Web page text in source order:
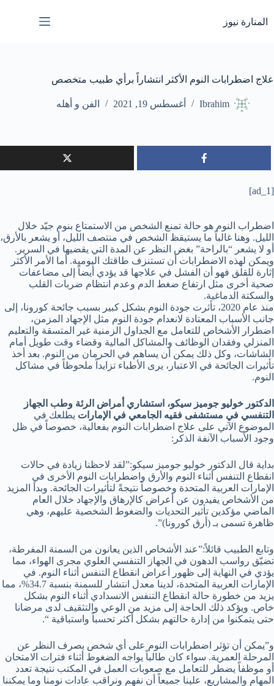
إلى
المحتوى
المنارة نيوز
علاج اضطرابات النوم الأكثر انتشاراً برأي طبيب متخصص
Ibrahim أغسطس 19, 2021 الفن و أهله
[ad_1]
اضطراب النوم هو حالة تمنع الشخص من الاستمتاع بنوم جيّد خلال
الليل. وهنا غالباً ما يستيقظ الشخص في منتصف الليل، أو يشعر بالأرق،
أو لا يشعر “بالراحة” بغض النظر عن المدة التي يقضيها في السرير.
ويمكن لهذه الاضطرابات أن تستنزف طاقتك اليومية. أما الأمر الأكثر
إثارة للقلق فهو أن الفشل في علاجها قد يؤدي أيضاً إلى مضاعفات
صحية أخرى مثل ارتفاع ضغط الدم وعدم انتظام ضربات القلب
والسكتة الدماغية.
منذ عام 2020، تأثرت جودة النوم بشكل كبير بسبب جائحة كورونا، إلى
جانب الأسباب المعتادة لانعدام جودة النوم مثل الإجهاد المزمن،
اضطرار الأشخاص للتعامل مع الجداول الزمنية غير المتسقة والتعليم
المنزلي وفقدان الوظائف والمشاكل المالية وقضاء وقت طويل أمام
الشاشات، وكل ذلك يمكن أن يساهم في الحرمان من النوم. بعد أخذ
تأثيرات الجائحة في الاعتبار، يرى الأطباء تزايداً ملحوظاً في مشاكل
النوم.
الدكتور خوليو جوميز سيكو، استشاري أمراض الرئة وطب الجهاز
التنفسي في مستشفى فقيه الجامعي في الإمارات يطلعك في
الموضوع الآتي على علاج اضطرابات النوم بفعالية، خصوصاً في ظل
وجود الأسباب الآنفة الذكر:
بداية قال الدكتور خوليو جوميز سيكو:”لقد لاحظنا زيادة في حالات
انقطاع التنفس أثناء النوم والأرق واضطرابات النوم الأخرى في
الإمارات العربية المتحدة وخصوصاً نتيجةً لتأثيرات الجائحة. وبدأ المزيد
من الأشخاص يفيدون عن أعراض كالإرهاق والإجهاد خلال العام
الماضي مؤكدين تأثير التحديات والضغوط الشخصية عليهم، وهي
ظاهرة تسمى بـ (أرق كورونا)”.
وتابع الطبيب قائلاً:”عند الأشخاص الذين يعانون من السمنة المفرطة،
تضيّق رواسب الدهون في الجهاز التنفسي العلوي مجرى الهواء، مما
يؤدي في النهاية إلى ظهور أعراض انقطاع التنفس أثناء النوم. في
الإمارات العربية المتحدة، لدينا معدل انتشار للسمنة بنسبة 34.7%، مما
يزيد من خطورة حالة انقطاع التنفس الانسدادي أثناء النوم بشكل
خاص. ويؤكد ذلك الحاجة إلى مزيد من الوعي والتثقيف لدى مرضانا
حتى يتمكنوا من إدارة حالتهم بشكل أكثر تحسباً واستباقية “.
و”يمكن أن تؤثر اضطرابات النوم على أي شخص بصرف النظر عن
المرحلة العمرية. سواء كان طالباً يواجه الضغوط أثناء فترات الامتحان
أو موظفاً يضطر للتعامل مع صعوبات العمل في المكتب نتيجة تعدد
المهام والمشاريع، علينا جميعاً أن نفهم ونراقب عادات نومنا وما يمكننا